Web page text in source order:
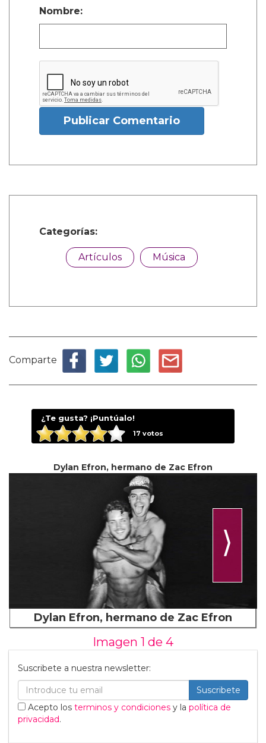
Nombre:
Publicar Comentario
Categorías:
Artículos Música
Comparte
¿Te gusta? ¡Puntúalo!
17 votos
Dylan Efron, hermano de Zac Efron
⟩
Dylan Efron, hermano de Zac Efron
Imagen 1 de 4
Suscribete a nuestra newsletter:
Suscribete
Acepto los terminos y condiciones y la política de
privacidad.